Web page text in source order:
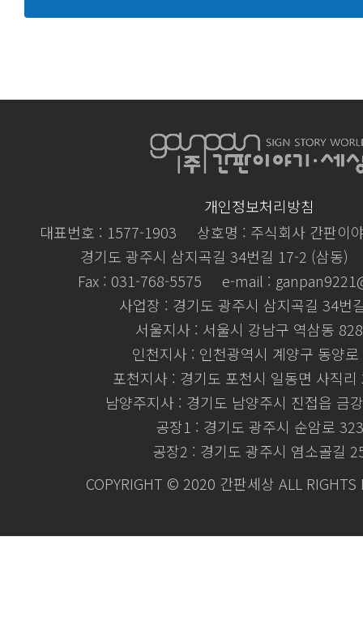
개인정보처리방침
대표번호 : 1577-1903
상호명 : 주식회사 간판이
경기도 광주시 삼지곡길 34번길 17-2 (삼동)
Fax : 031-768-5575
e-mail :
사업장 : 경기도 광주시 삼지곡길 34번
서울지사 : 서울시 강남구 역삼동
인천지사 : 인천광역시 계양구 동양
포천지사 : 경기도 포천시 일동면 사직
남양주지사 : 경기도 남양주시 진접읍 금
공장1 : 경기도 광주시 순암로 323
공장2 : 경기도 광주시 염소골길
COPYRIGHT © 2020 간판세상 ALL RIGHTS